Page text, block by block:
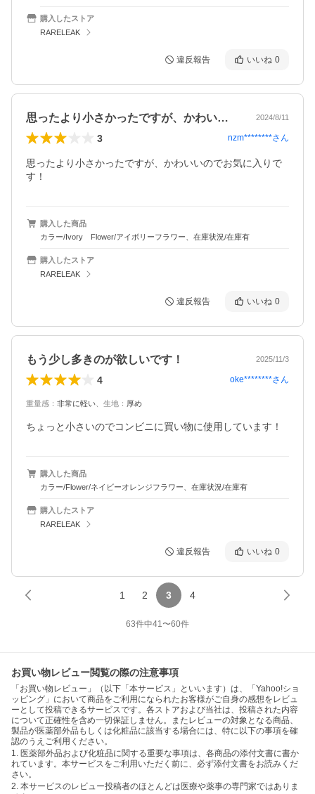
購入したストア
RARELEAK
違反報告 いいね 0
思ったより小さかったですが、かわいいの… 2024/8/11
3 nzm********さん
思ったより小さかったですが、かわいいのでお気に入りで
す！
購入した商品
カラー/Ivory Flower/アイボリーフラワー、在庫状況/在庫有
購入したストア
RARELEAK
違反報告 いいね 0
もう少し多きのが欲しいです！ 2025/11/3
4 oke********さん
重量感 ： 非常に軽い 生地 ： 厚め
ちょっと小さいのでコンビニに買い物に使用しています！
購入した商品
カラー/Flower/ネイビーオレンジフラワー、在庫状況/在庫有
購入したストア
RARELEAK
違反報告 いいね 0
1 2 3 4
63件中41〜60件
お買い物レビュー閲覧の際の注意事項
「お買い物レビュー」（以下「本サービス」といいます）は、「Yahoo!ショ
ッピング」において商品をご利用になられたお客様がご自身の感想をレビュ
ーとして投稿できるサービスです。各ストアおよび当社は、投稿された内容
について正確性を含め一切保証しません。またレビューの対象となる商品、
製品が医薬部外品もしくは化粧品に該当する場合には、特に以下の事項を確
認のうえご利用ください。
1. 医薬部外品および化粧品に関する重要な事項は、各商品の添付文書に書か
れています。本サービスをご利用いただく前に、必ず添付文書をお読みくだ
さい。
2. 本サービスのレビュー投稿者のほとんどは医療や薬事の専門家ではありま